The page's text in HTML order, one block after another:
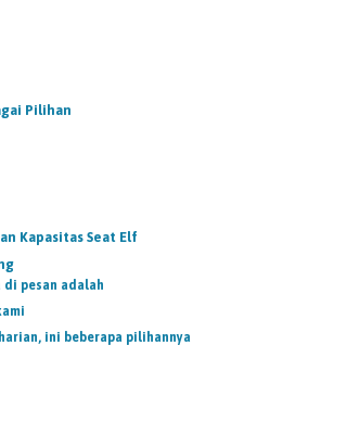
Pilihan
Kapasitas Seat Elf
di pesan adalah
ini beberapa pilihannya